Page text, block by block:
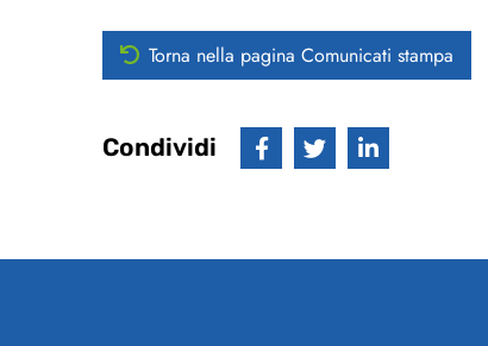
Torna nella pagina Comunicati stampa
Condividi